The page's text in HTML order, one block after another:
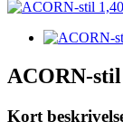
ACORN-
Kort